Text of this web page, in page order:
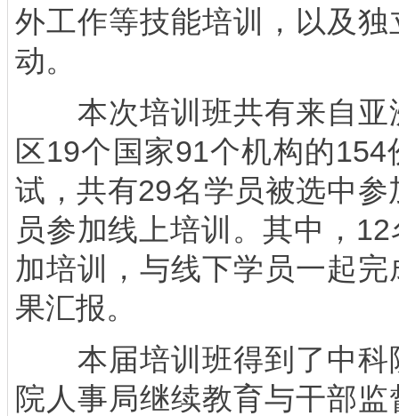
外工作等技能培训，以及
动。
本次培训班共有来自亚
区19个国家91个机构的
试，共有29名学员被选中
员参加线上培训。其中，
加培训，与线下学员一起
果汇报。
本届培训班得到了中科
院人事局继续教育与干部